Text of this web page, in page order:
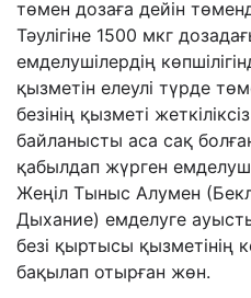
төмен дозаға дейін
Тәулігіне 1500 мкг
емделушілердің
қызметін елеулі түрде
безінің қызметі
байланысты аса сақ
қабылдап жүрген
Жеңіл Тыныс Алумен
Дыхание) емделуге
безі қыртысы қызметінің
бақылап отырған жөн.